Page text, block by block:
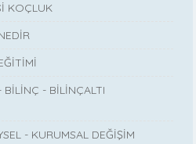
KOÇLUK
BİLİNÇ - BİLİNÇALTI
- KURUMSAL DEĞİŞİM